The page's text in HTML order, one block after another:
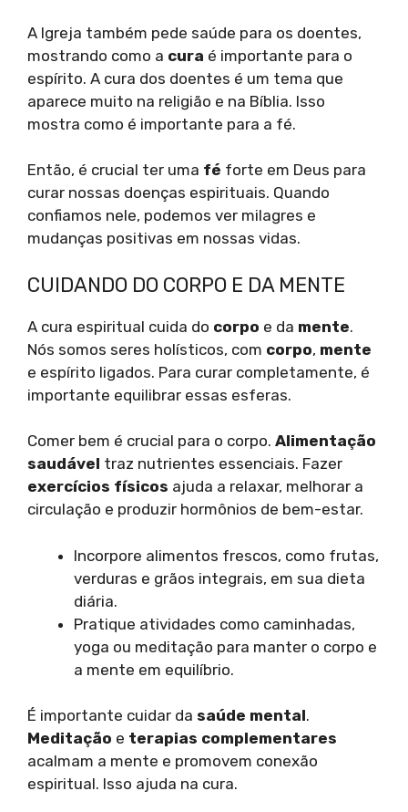
A Igreja também pede saúde para os doentes,
mostrando como a cura é importante para o
espírito. A cura dos doentes é um tema que
aparece muito na religião e na Bíblia. Isso
mostra como é importante para a fé.
Então, é crucial ter uma fé forte em Deus para
curar nossas doenças espirituais. Quando
confiamos nele, podemos ver milagres e
mudanças positivas em nossas vidas.
CUIDANDO DO CORPO E DA MENTE
A cura espiritual cuida do corpo e da mente.
Nós somos seres holísticos, com corpo, mente
e espírito ligados. Para curar completamente, é
importante equilibrar essas esferas.
Comer bem é crucial para o corpo. Alimentação
saudável traz nutrientes essenciais. Fazer
exercícios físicos ajuda a relaxar, melhorar a
circulação e produzir hormônios de bem-estar.
Incorpore alimentos frescos, como frutas,
verduras e grãos integrais, em sua dieta
diária.
Pratique atividades como caminhadas,
yoga ou meditação para manter o corpo e
a mente em equilíbrio.
É importante cuidar da saúde mental.
Meditação e terapias complementares
acalmam a mente e promovem conexão
espiritual. Isso ajuda na cura.